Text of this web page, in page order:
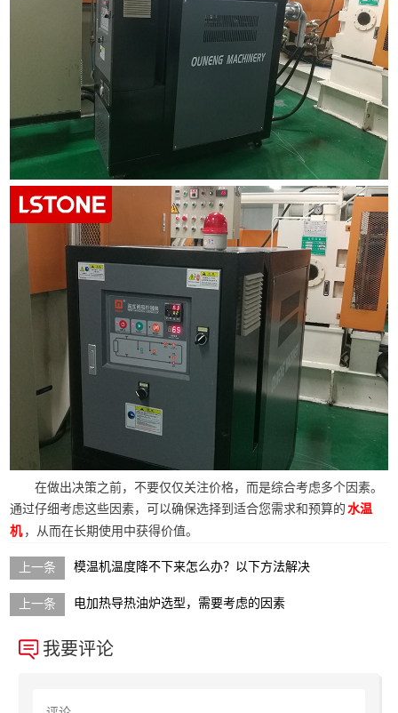
在做出决策之前，不要仅仅关注价格，而是综合考虑多个因素。
通过仔细考虑这些因素，可以确保选择到适合您需求和预算的 水温
机 ，从而在长期使用中获得价值。
模温机温度降不下来怎么办？以下方法解决
电加热导热油炉选型，需要考虑的因素
我要评论